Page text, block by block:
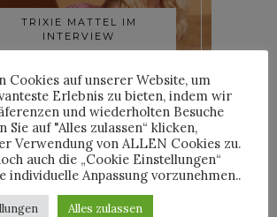
TRIXIE MATTEL IM
INTERVIEW
YOANN LEMOINE AKA
WOODKID IM INTERVIEW
Cookies auf unserer Website, um
Erlebnis zu bieten, indem wir
und wiederholten Besuche
Sie auf "Alles zulassen“ klicken,
Verwendung von ALLEN Cookies zu.
auch die „Cookie Einstellungen“
individuelle Anpassung vorzunehmen..
Alles zulassen